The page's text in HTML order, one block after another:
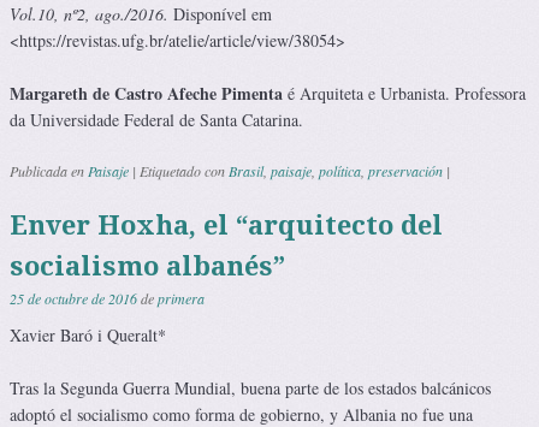
Vol.10, nº2, ago./2016. Disponível em
<https://revistas.ufg.br/atelie/article/view/38054>
Margareth de Castro Afeche Pimenta é Arquiteta e Urbanista. Professora
da Universidade Federal de Santa Catarina.
Publicada en Paisaje | Etiquetado con Brasil, paisaje política preservación |
Enver Hoxha, el “arquitecto del
socialismo albanés”
25 de octubre de 2016deprimera
Xavier Baró i Queralt*
Tras la Segunda Guerra Mundial, buena parte de los estados balcánicos
adoptó el socialismo como forma de gobierno, y Albania no fue una